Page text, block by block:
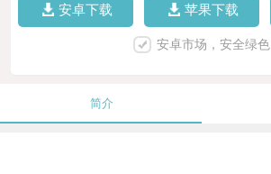
安卓下载 苹果下载
安卓市场，安全绿色
简介